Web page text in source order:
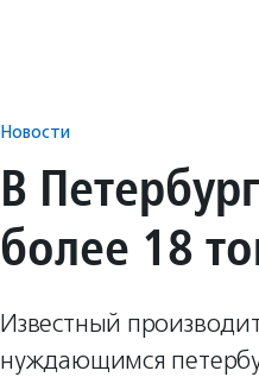
Новости
В
более 18
Известный
нуждающимся